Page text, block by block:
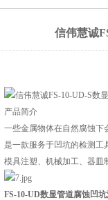
信伟慧诚
产品简介
一些金属物体在自然腐蚀下
是一款服务于凹坑的检测工
模具注塑、机械加工、器皿
FS-10-UD数显管道腐蚀凹